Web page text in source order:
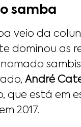
samba
veio da
dominou as
André
que está em
2017.